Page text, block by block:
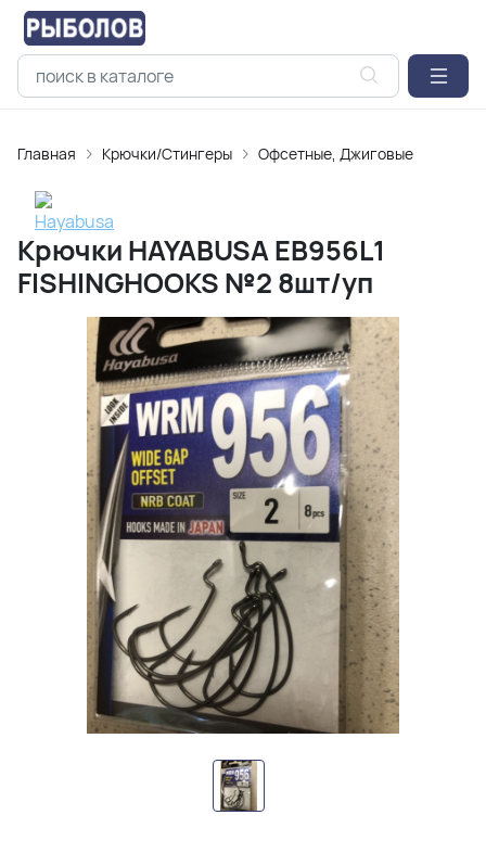
Главная Крючки/Стингеры Офсетные, Джиговые
Крючки HAYABUSA EB956L1
FISHINGHOOKS №2 8шт/уп